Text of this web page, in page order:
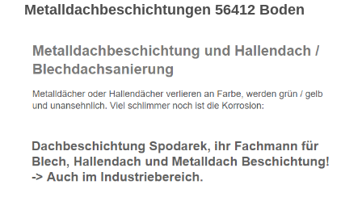
Metalldachbeschichtungen 56412 Boden